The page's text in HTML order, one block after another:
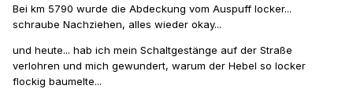
Bei km 5790 wurde die Abdeckung vom Auspuff locker...
schraube Nachziehen, alles wieder okay...
und heute... hab ich mein Schaltgestänge auf der Straße
verlohren und mich gewundert, warum der Hebel so locker
flockig baumelte...